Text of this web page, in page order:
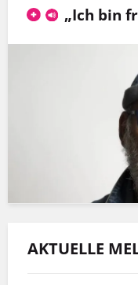
„Ich bin
AKTUELLE